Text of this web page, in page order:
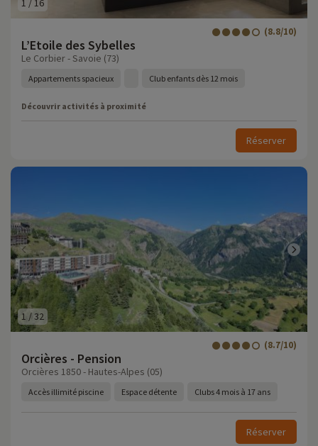
1 / 16
L’Etoile des Sybelles
(8.8/10)
Le Corbier - Savoie (73)
Appartements spacieux Club enfants dès 12 mois
Découvrir activités à proximité
Réserver
1 /32
Orcières - Pension
(8.7/10)
Orcières 1850 - Hautes-Alpes (05)
Accès illimité piscine Espace détente Clubs 4 mois à 17 ans
Réserver